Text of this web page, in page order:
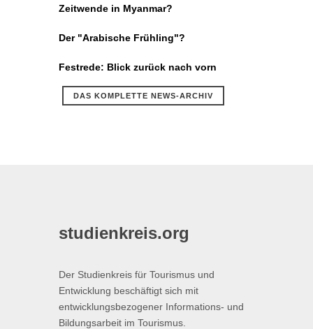
Zeitwende in Myanmar?
Der "Arabische Frühling"?
Festrede: Blick zurück nach vorn
DAS KOMPLETTE NEWS-ARCHIV
studienkreis.org
Der Studienkreis für Tourismus und
Entwicklung beschäftigt sich mit
entwicklungsbezogener Informations- und
Bildungsarbeit im Tourismus.